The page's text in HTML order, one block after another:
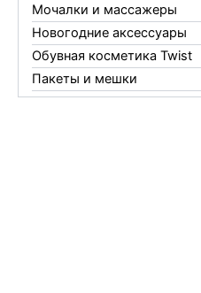
Мочалки и массажеры
Новогодние аксессуары
Обувная косметика Twist
Пакеты и мешки
Перчатки